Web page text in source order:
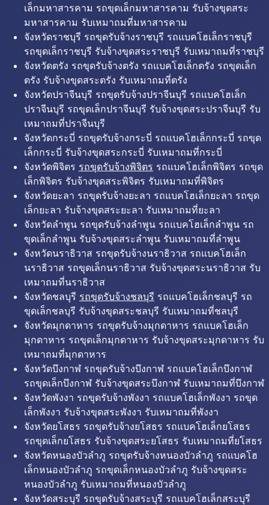
เล็กมหาสารคาม รถขุดเล็กมหาสารคาม รับจ้างขุดสระ
มหาสารคาม รับเหมาถมที่มหาสารคาม
จังหวัดราชบุรี รถขุดรับจ้างราชบุรี รถแบคโฮเล็กราชบุรี
รถขุดเล็กราชบุรี รับจ้างขุดสระราชบุรี รับเหมาถมที่ราชบุรี
จังหวัดตรัง รถขุดรับจ้างตรัง รถแบคโฮเล็กตรัง รถขุดเล็ก
ตรัง รับจ้างขุดสระตรัง รับเหมาถมที่ตรัง
จังหวัดปราจีนบุรี รถขุดรับจ้างปราจีนบุรี รถแบคโฮเล็ก
ปราจีนบุรี รถขุดเล็กปราจีนบุรี รับจ้างขุดสระปราจีนบุรี รับ
เหมาถมที่ปราจีนบุรี
จังหวัดกระบี่ รถขุดรับจ้างกระบี่ รถแบคโฮเล็กกระบี่ รถขุด
เล็กกระบี่ รับจ้างขุดสระกระบี่ รับเหมาถมที่กระบี่
จังหวัดพิจิตร รถขุดรับจ้างพิจิตร รถแบคโฮเล็กพิจิตร รถขุด
เล็กพิจิตร รับจ้างขุดสระพิจิตร รับเหมาถมที่พิจิตร
จังหวัดยะลา รถขุดรับจ้างยะลา รถแบคโฮเล็กยะลา รถขุด
เล็กยะลา รับจ้างขุดสระยะลา รับเหมาถมที่ยะลา
จังหวัดลำพูน รถขุดรับจ้างลำพูน รถแบคโฮเล็กลำพูน รถ
ขุดเล็กลำพูน รับจ้างขุดสระลำพูน รับเหมาถมที่ลำพูน
จังหวัดนราธิวาส รถขุดรับจ้างนราธิวาส รถแบคโฮเล็ก
นราธิวาส รถขุดเล็กนราธิวาส รับจ้างขุดสระนราธิวาส รับ
เหมาถมที่นราธิวาส
จังหวัดชลบุรี รถขุดรับจ้างชลบุรี รถแบคโฮเล็กชลบุรี รถ
ขุดเล็กชลบุรี รับจ้างขุดสระชลบุรี รับเหมาถมที่ชลบุรี
จังหวัดมุกดาหาร รถขุดรับจ้างมุกดาหาร รถแบคโฮเล็ก
มุกดาหาร รถขุดเล็กมุกดาหาร รับจ้างขุดสระมุกดาหาร รับ
เหมาถมที่มุกดาหาร
จังหวัดบึงกาฬ รถขุดรับจ้างบึงกาฬ รถแบคโฮเล็กบึงกาฬ
รถขุดเล็กบึงกาฬ รับจ้างขุดสระบึงกาฬ รับเหมาถมที่บึงกาฬ
จังหวัดพังงา รถขุดรับจ้างพังงา รถแบคโฮเล็กพังงา รถขุด
เล็กพังงา รับจ้างขุดสระพังงา รับเหมาถมที่พังงา
จังหวัดยโสธร รถขุดรับจ้างยโสธร รถแบคโฮเล็กยโสธร
รถขุดเล็กยโสธร รับจ้างขุดสระยโสธร รับเหมาถมที่ยโสธร
จังหวัดหนองบัวลำภู รถขุดรับจ้างหนองบัวลำภู รถแบคโฮ
เล็กหนองบัวลำภู รถขุดเล็กหนองบัวลำภู รับจ้างขุดสระ
หนองบัวลำภู รับเหมาถมที่หนองบัวลำภู
จังหวัดสระบุรี รถขุดรับจ้างสระบุรี รถแบคโฮเล็กสระบุรี